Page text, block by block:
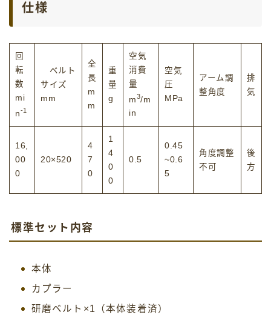
仕様
回
転
数
mi
n-1
ベルト
サイズ
mm
全
長
m
m
重
量
g
空気
消費
量
m3/m
in
空気
圧
MPa
アーム調
整角度
排
気
16,
00
0
20×520
4
7
0
1
4
0
0
0.5
0.45
~0.6
5
角度調整
不可
後
方
標準セット内容
本体
カプラー
研磨ベルト×1（本体装着済）